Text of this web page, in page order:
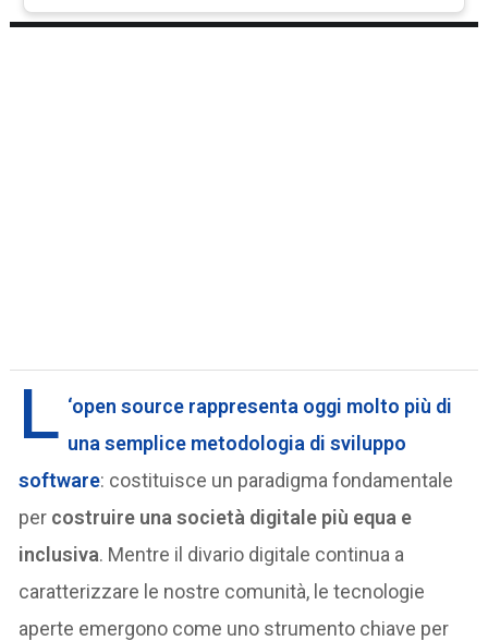
L ‘open source rappresenta oggi molto più di
una semplice metodologia di sviluppo
software: costituisce un paradigma fondamentale
per costruire una società digitale più equa e
inclusiva. Mentre il divario digitale continua a
caratterizzare le nostre comunità, le tecnologie
aperte emergono come uno strumento chiave per